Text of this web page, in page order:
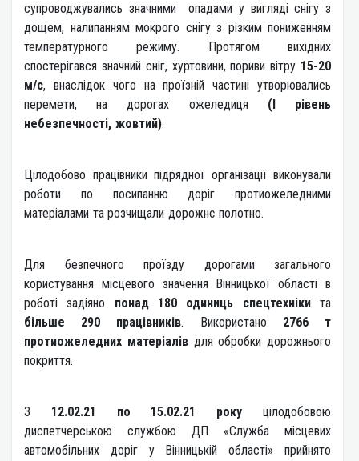
супроводжувались значними опадами у вигляді снігу з
дощем, налипанням мокрого снігу з різким пониженням
температурного режиму. Протягом вихідних
спостерігався значний сніг, хуртовини, пориви вітру 15-20
м/с, внаслідок чого на проїзній частині утворювались
перемети, на дорогах ожеледиця (І рівень
небезпечності, жовтий).
Цілодобово працівники підрядної організації виконували
роботи по посипанню доріг протиожеледними
матеріалами та розчищали дорожнє полотно.
Для безпечного проїзду дорогами загального
користування місцевого значення Вінницької області в
роботі задіяно понад 180 одиниць спецтехнікита
більше 290 працівників. Використано 2766 т
протиожеледних матеріалівдля обробки дорожнього
покриття.
З 12.02.21 по 15.02.21 року цілодобовою
диспетчерською службою ДП «Служба місцевих
автомобільних доріг у Вінницькій області» прийнято